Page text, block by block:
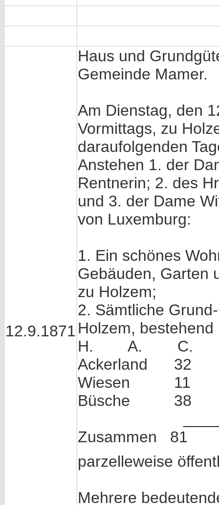
12.9.1871
Haus und
Gemeinde Mamer.
Am Dienstag, den
Vormittags, zu
daraufolgenden
Anstehen 1. der
Rentnerin; 2. des
und 3. der Dame
von Luxemburg:
1. Ein schönes
Gebäuden, Garten
zu Holzem;
2. Sämtliche
Holzem, bestehend
H. A. C.
Ackerland
Wiesen 11
Büsche 38
Zusammen
parzelleweise
Mehrere